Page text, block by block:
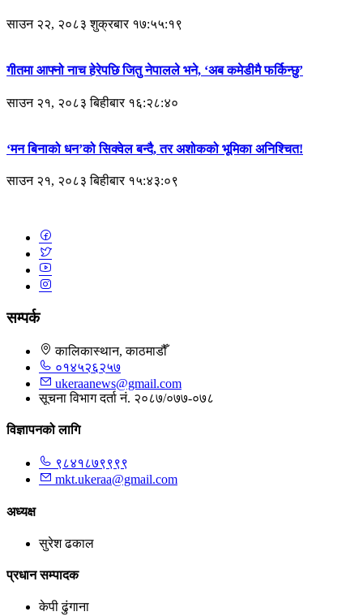
साउन २२, २०८३ शुक्रबार १७:५५:१९
गीतमा आफ्नो नाच हेरेपछि जितु नेपालले भने, ‘अब कमेडीमै फर्किन्छु’
साउन २१, २०८३ बिहीबार १६:२८:४०
‘मन बिनाको धन’को सिक्वेल बन्दै, तर अशोकको भूमिका अनिश्चित!
साउन २१, २०८३ बिहीबार १५:४३:०९
सम्पर्क
कालिकास्थान, काठमाडौँ
०१४५२६२५७
ukeraanews@gmail.com
सूचना विभाग दर्ता नं. २०८७/०७७-०७८
विज्ञापनको लागि
९८४१८७९९९९
mkt.ukeraa@gmail.com
अध्यक्ष
सुरेश ढकाल
प्रधान सम्पादक
केपी ढुंगाना